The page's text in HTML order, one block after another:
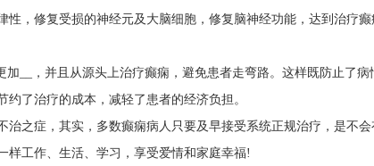
性，修复受损的神经元及大脑细胞，修复脑神经功能，达到治疗癫
加__，并且从源头上治疗癫痫，避免患者走弯路。这样既防止了病
了治疗的成本，减轻了患者的经济负担。
治之症，其实，多数癫痫病人只要及早接受系统正规治疗，是不会
样工作、生活、学习，享受爱情和家庭幸福!